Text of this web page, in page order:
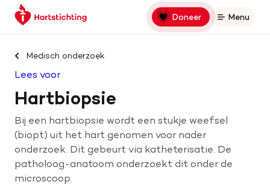
Spring
naar
Spring
naar
navigatie
Keer
terug
de
homepage
Doneer
Open
Menu
Zoek binnen hartstichting.nl
Zoeken
Hart- en vaatziekten
Oorzaken
Medisch onderzoek
Lees voor
Hartbiopsie
Bij een hartbiopsie wordt een stukje weefsel
(biopt) uit het hart genomen voor nader
onderzoek. Dit gebeurt via katheterisatie. De
patholoog-anatoom onderzoekt dit onder de
microscoop.